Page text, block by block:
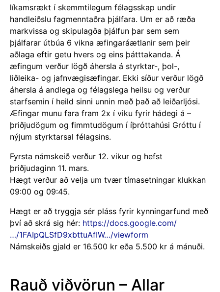
09:00 og 09:45.
Hægt er að tryggja sér pláss fyrir kynningarfund með
því að skrá sig hér:https://docs.google.com/
…/1FAIpQLSfD9xbttuAfIW…/viewform
Námskeiðs gjald er 16.500 kr eða 5.500 kr á mánuði.
Rauð viðvörun – Allar
æfingar falla niður